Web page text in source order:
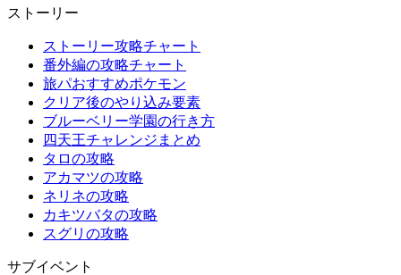
ストーリー
ストーリー攻略チャート
番外編の攻略チャート
旅パおすすめポケモン
クリア後のやり込み要素
ブルーベリー学園の行き方
四天王チャレンジまとめ
タロの攻略
アカマツの攻略
ネリネの攻略
カキツバタの攻略
スグリの攻略
サブイベント